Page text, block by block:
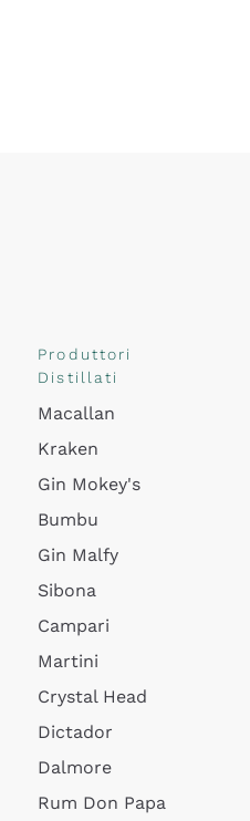
Produttori
Distillati
Macallan
Kraken
Gin Mokey's
Bumbu
Gin Malfy
Sibona
Campari
Martini
Crystal Head
Dictador
Dalmore
Rum Don Papa